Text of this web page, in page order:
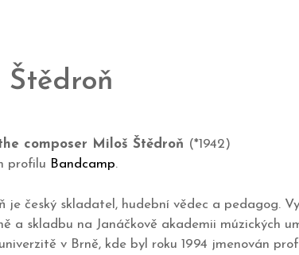
Štědroň
composer Miloš Štědroň (*1942)
profilu Bandcamp.
je český skladatel, hudební vědec a pedagog.
a skladbu na Janáčkově akademii
v Brně, kde byl roku 1994 jmenován